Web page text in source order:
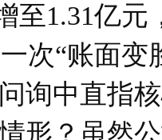
至1.31亿
次“账面
询中直指
形？虽然